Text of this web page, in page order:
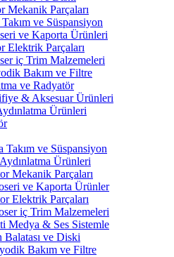
Mekanik Parçaları
ve Süspansiyon
ve Kaporta Ürünleri
Elektrik Parçaları
iç Trim Malzemeleri
Bakım ve Filtre
ve Radyatör
& Aksesuar Ürünleri
Ürünleri
Takım ve Süspansiyon
Ürünleri
Mekanik Parçaları
ve Kaporta Ürünler
Elektrik Parçaları
iç Trim Malzemeleri
Medya & Ses Sistemle
Balatası ve Diski
Bakım ve Filtre